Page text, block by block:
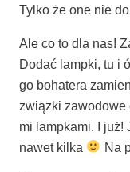
Tyl­ko że one nie
Ale co to dla nas!
Dodać lamp­ki, tu i
go boha­te­ra
związ­ki
mi lamp­ka­mi. I już!
nawet kil­ka
Na